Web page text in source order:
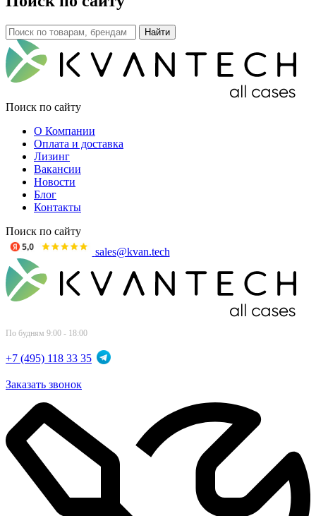
Поиск по сайту
О Компании
Оплата и доставка
Лизинг
Вакансии
Новости
Блог
Контакты
Поиск по сайту
sales@kvan.tech
По будням 9:00 - 18:00
+7 (495) 118 33 35
Заказать звонок